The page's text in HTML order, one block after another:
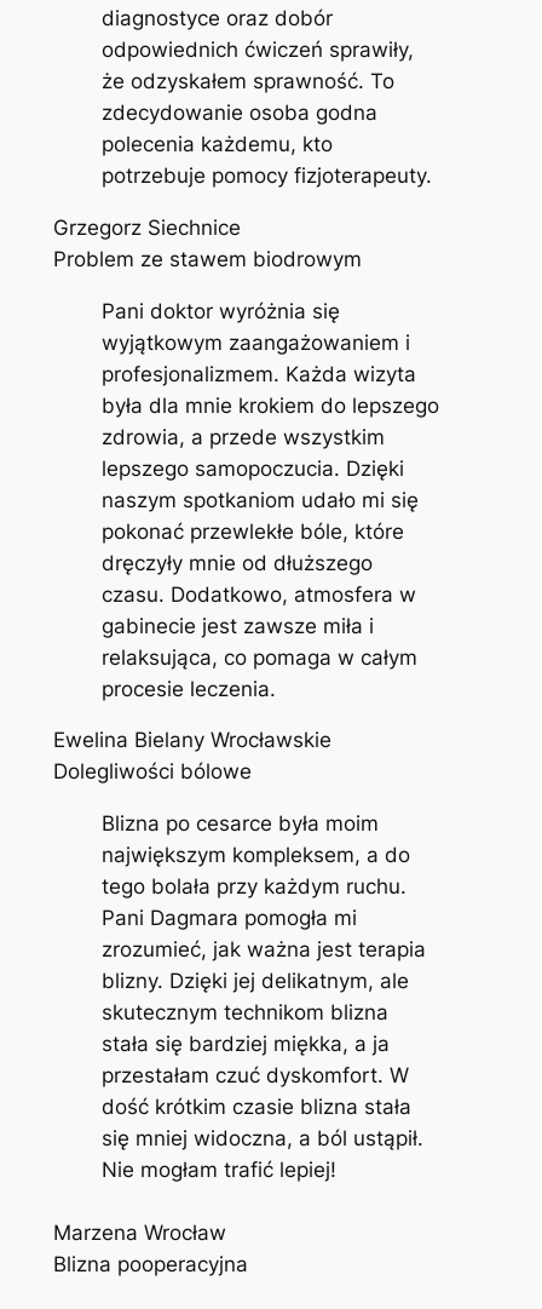
diagnostyce oraz dobór
odpowiednich ćwiczeń sprawiły,
że odzyskałem sprawność. To
zdecydowanie osoba godna
polecenia każdemu, kto
potrzebuje pomocy fizjoterapeuty.
Grzegorz Siechnice
Problem ze stawem biodrowym
Pani doktor wyróżnia się
wyjątkowym zaangażowaniem i
profesjonalizmem. Każda wizyta
była dla mnie krokiem do lepszego
zdrowia, a przede wszystkim
lepszego samopoczucia. Dzięki
naszym spotkaniom udało mi się
pokonać przewlekłe bóle, które
dręczyły mnie od dłuższego
czasu. Dodatkowo, atmosfera w
gabinecie jest zawsze miła i
relaksująca, co pomaga w całym
procesie leczenia.
Ewelina Bielany Wrocławskie
Dolegliwości bólowe
Blizna po cesarce była moim
największym kompleksem, a do
tego bolała przy każdym ruchu.
Pani Dagmara pomogła mi
zrozumieć, jak ważna jest terapia
blizny. Dzięki jej delikatnym, ale
skutecznym technikom blizna
stała się bardziej miękka, a ja
przestałam czuć dyskomfort. W
dość krótkim czasie blizna stała
się mniej widoczna, a ból ustąpił.
Nie mogłam trafić lepiej!
Marzena Wrocław
Blizna pooperacyjna